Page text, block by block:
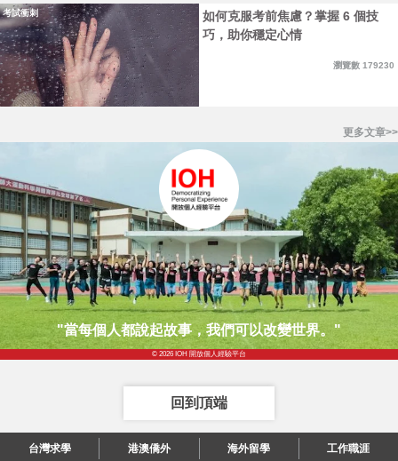
台灣求學 港澳僑外 海外留學 工作職涯
考試衝刺
如何克服考前焦慮？掌握 6 個技
巧，助你穩定心情
瀏覽數 179230
更多文章>>
"當每個人都說起故事，我們可以改變世界。"
© 2026 IOH 開放個人經驗平台
回到頂端